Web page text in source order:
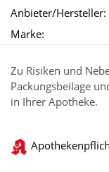
Anbieter/Hersteller:
Marke:
Zu Risiken und
Packungsbeilage
in Ihrer Apotheke.